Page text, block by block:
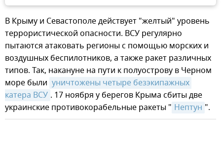
В Крыму и Севастополе действует "желтый" уровень
террористической опасности. ВСУ регулярно
пытаются атаковать регионы с помощью морских и
воздушных беспилотников, а также ракет различных
типов. Так, накануне на пути к полуострову в Черном
море были уничтожены четыре безэкипажных
катера ВСУ . 17 ноября у берегов Крыма сбиты две
украинские противокорабельные ракеты " Нептун ".